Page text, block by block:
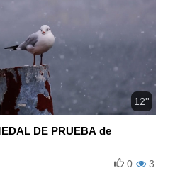
12''
DE PRUEBA de
3
0